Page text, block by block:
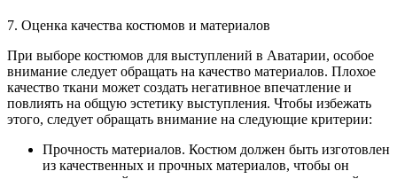
7. Оценка качества костюмов и материалов
При выборе костюмов для выступлений в Аватарии, особое
внимание следует обращать на качество материалов. Плохое
качество ткани может создать негативное впечатление и
повлиять на общую эстетику выступления. Чтобы избежать
этого, следует обращать внимание на следующие критерии:
Прочность материалов. Костюм должен быть изготовлен
из качественных и прочных материалов, чтобы он